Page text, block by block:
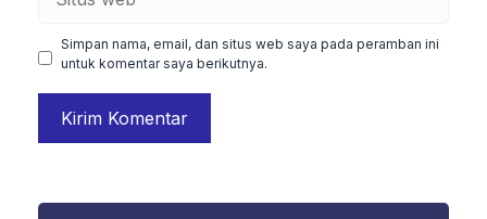
Simpan nama, email, dan situs web saya pada peramban ini
untuk komentar saya berikutnya.